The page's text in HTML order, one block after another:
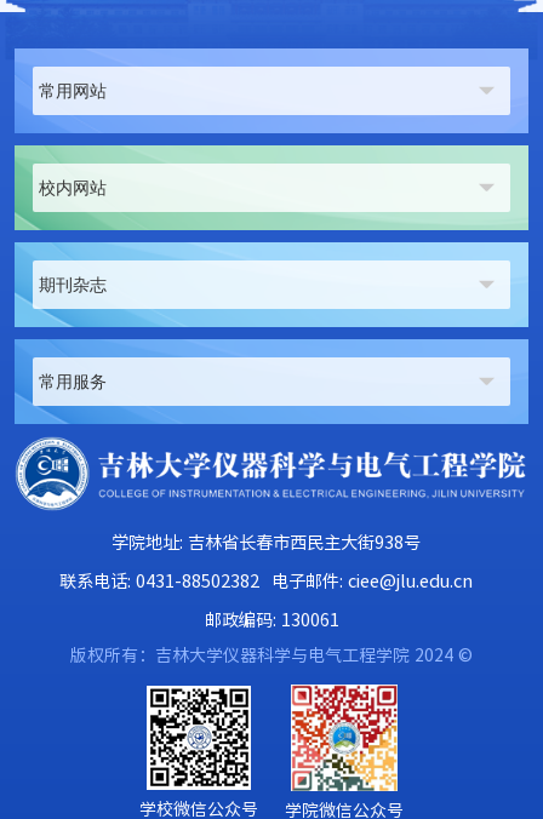
常用网站
校内网站
期刊杂志
常用服务
学院地址: 吉林省长春市西民主大街938号
联系电话: 0431-88502382 电子邮件: ciee@jlu.edu.cn
邮政编码: 130061
版权所有：吉林大学仪器科学与电气工程学院 2024 ©
学校微信公众号 学院微信公众号